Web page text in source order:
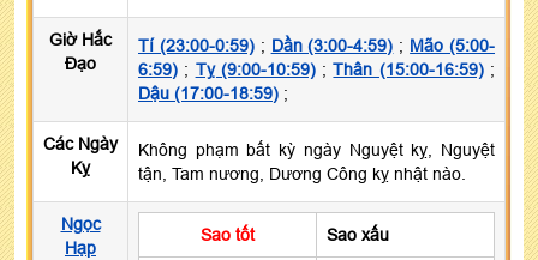
Giờ Hắc
Đạo
Tí (23:00-0:59); Dần (3:00-4:59) ; Mão (5:00-
6:59) ; Tỵ (9:00-10:59);Thân (15:00-16:59);
Dậu (17:00-18:59) ;
Các Ngày
Kỵ
Không phạm bất kỳ ngày Nguyệt kỵ, Nguyệt
tận, Tam nương, Dương Công kỵ nhật nào.
Ngọc
Hạp
Sao tốt Sao xấu